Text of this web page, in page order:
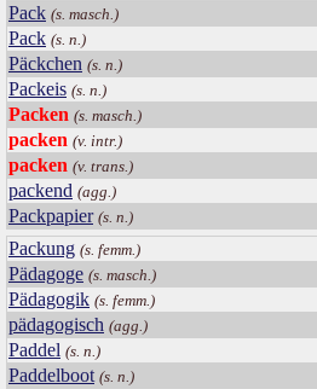
Pack (s. masch.)
Pack (s. n.)
Päckchen (s. n.)
Packeis (s. n.)
Packen (s. masch.)
packen (v. intr.)
packen (v. trans.)
packend (agg.)
Packpapier (s. n.)
Packung (s. femm.)
Pädagoge (s. masch.)
Pädagogik (s. femm.)
pädagogisch (agg.)
Paddel (s. n.)
Paddelboot (s. n.)